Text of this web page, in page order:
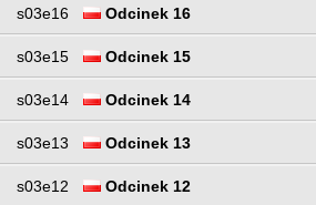
s03e16 Odcinek 16
s03e15 Odcinek 15
s03e14 Odcinek 14
s03e13 Odcinek 13
s03e12 Odcinek 12